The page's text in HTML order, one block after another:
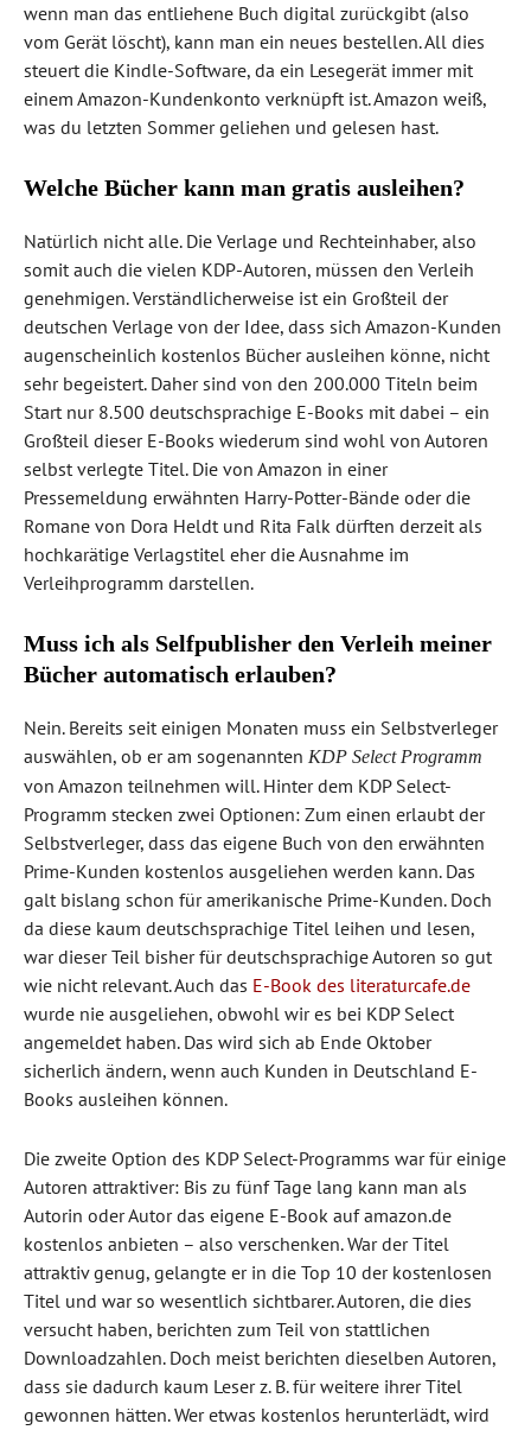
wenn man das entliehene Buch digital zurückgibt (also
vom Gerät löscht), kann man ein neues bestellen. All dies
steuert die Kindle-Software, da ein Lesegerät immer mit
einem Amazon-Kundenkonto verknüpft ist. Amazon weiß,
was du letzten Sommer geliehen und gelesen hast.
Welche Bücher kann man gratis ausleihen?
Natürlich nicht alle. Die Verlage und Rechteinhaber, also
somit auch die vielen KDP-Autoren, müssen den Verleih
genehmigen. Verständlicherweise ist ein Großteil der
deutschen Verlage von der Idee, dass sich Amazon-Kunden
augenscheinlich kostenlos Bücher ausleihen könne, nicht
sehr begeistert. Daher sind von den 200.000 Titeln beim
Start nur 8.500 deutschsprachige E-Books mit dabei – ein
Großteil dieser E-Books wiederum sind wohl von Autoren
selbst verlegte Titel. Die von Amazon in einer
Pressemeldung erwähnten Harry-Potter-Bände oder die
Romane von Dora Heldt und Rita Falk dürften derzeit als
hochkarätige Verlagstitel eher die Ausnahme im
Verleihprogramm darstellen.
Muss ich als Selfpublisher den Verleih meiner
Bücher automatisch erlauben?
Nein. Bereits seit einigen Monaten muss ein Selbstverleger
auswählen, ob er am sogenannten KDP Select Programm
von Amazon teilnehmen will. Hinter dem KDP Select-
Programm stecken zwei Optionen: Zum einen erlaubt der
Selbstverleger, dass das eigene Buch von den erwähnten
Prime-Kunden kostenlos ausgeliehen werden kann. Das
galt bislang schon für amerikanische Prime-Kunden. Doch
da diese kaum deutschsprachige Titel leihen und lesen,
war dieser Teil bisher für deutschsprachige Autoren so gut
wie nicht relevant. Auch das E-Book des literaturcafe.de
wurde nie ausgeliehen, obwohl wir es bei KDP Select
angemeldet haben. Das wird sich ab Ende Oktober
sicherlich ändern, wenn auch Kunden in Deutschland E-
Books ausleihen können.
Die zweite Option des KDP Select-Programms war für einige
Autoren attraktiver: Bis zu fünf Tage lang kann man als
Autorin oder Autor das eigene E-Book auf amazon.de
kostenlos anbieten – also verschenken. War der Titel
attraktiv genug, gelangte er in die Top 10 der kostenlosen
Titel und war so wesentlich sichtbarer. Autoren, die dies
versucht haben, berichten zum Teil von stattlichen
Downloadzahlen. Doch meist berichten dieselben Autoren,
dass sie dadurch kaum Leser z. B. für weitere ihrer Titel
gewonnen hätten. Wer etwas kostenlos herunterlädt, wird